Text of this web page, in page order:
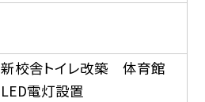
新校舎トイレ改築 体育館
LED電灯設置